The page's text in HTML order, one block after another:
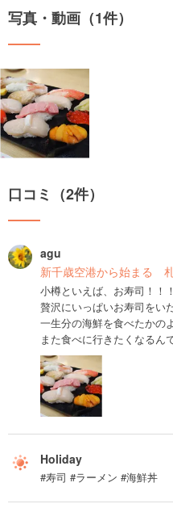
写真・動画（1件）
口コミ（2件）
agu
新千歳空港から始まる
小樽といえば、お寿司！！
贅沢にいっぱいお寿司をい
一生分の海鮮を食べたかの
また食べに行きたくなるん
Holiday
#寿司 #ラーメン #海鮮丼